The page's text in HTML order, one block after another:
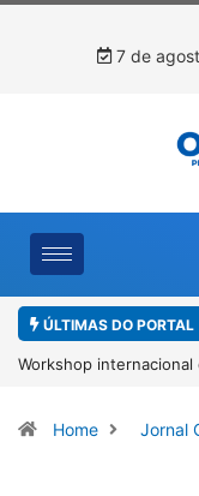
7 de
ÚLTIMAS DO PORTAL
Workshop
Home Jornal